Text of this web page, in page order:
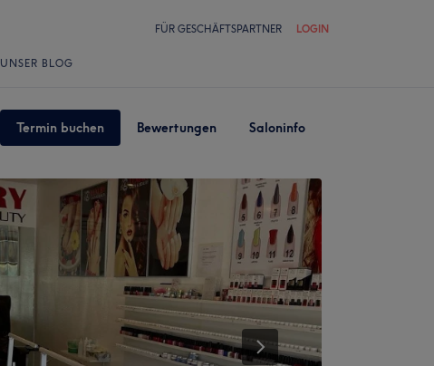
FÜR GESCHÄFTSPARTNER LOGIN
UNSER BLOG
Termin buchen Bewertungen Saloninfo